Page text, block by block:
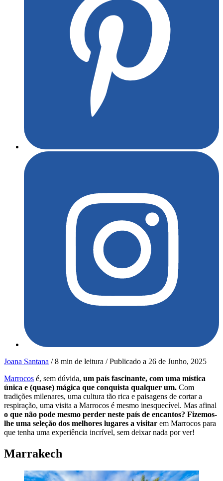
Joana Santana / 8 min de leitura / Publicado a 26 de Junho, 2025
Marrocos é, sem dúvida, um país fascinante, com uma mística
única e (quase) mágica que conquista qualquer um. Com
tradições milenares, uma cultura tão rica e paisagens de cortar a
respiração, uma visita a Marrocos é mesmo inesquecível. Mas afinal
o que não pode mesmo perder neste país de encantos? Fizemos-
lhe uma seleção dos melhores lugares a visitar em Marrocos para
que tenha uma experiência incrível, sem deixar nada por ver!
Marrakech